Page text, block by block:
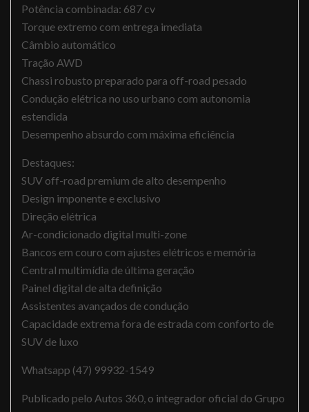
Potência combinada: 687 cv
Torque extremo com entrega imediata
Câmbio automático
Tração AWD
Chassi robusto preparado para off-road pesado
Condução elétrica no uso urbano com autonomia
estendida
Desempenho absurdo com máxima eficiência
Destaques:
SUV off-road premium de alto desempenho
Design imponente e exclusivo
Direção elétrica
Ar-condicionado digital multi-zone
Bancos em couro com ajustes elétricos e memória
Central multimídia de última geração
Painel digital de alta definição
Assistentes avançados de condução
Capacidade extrema fora de estrada com conforto de
SUV de luxo
Whatsapp (47) 99932-1549
Publicado pelo Autos 360, o integrador oficial do Grupo